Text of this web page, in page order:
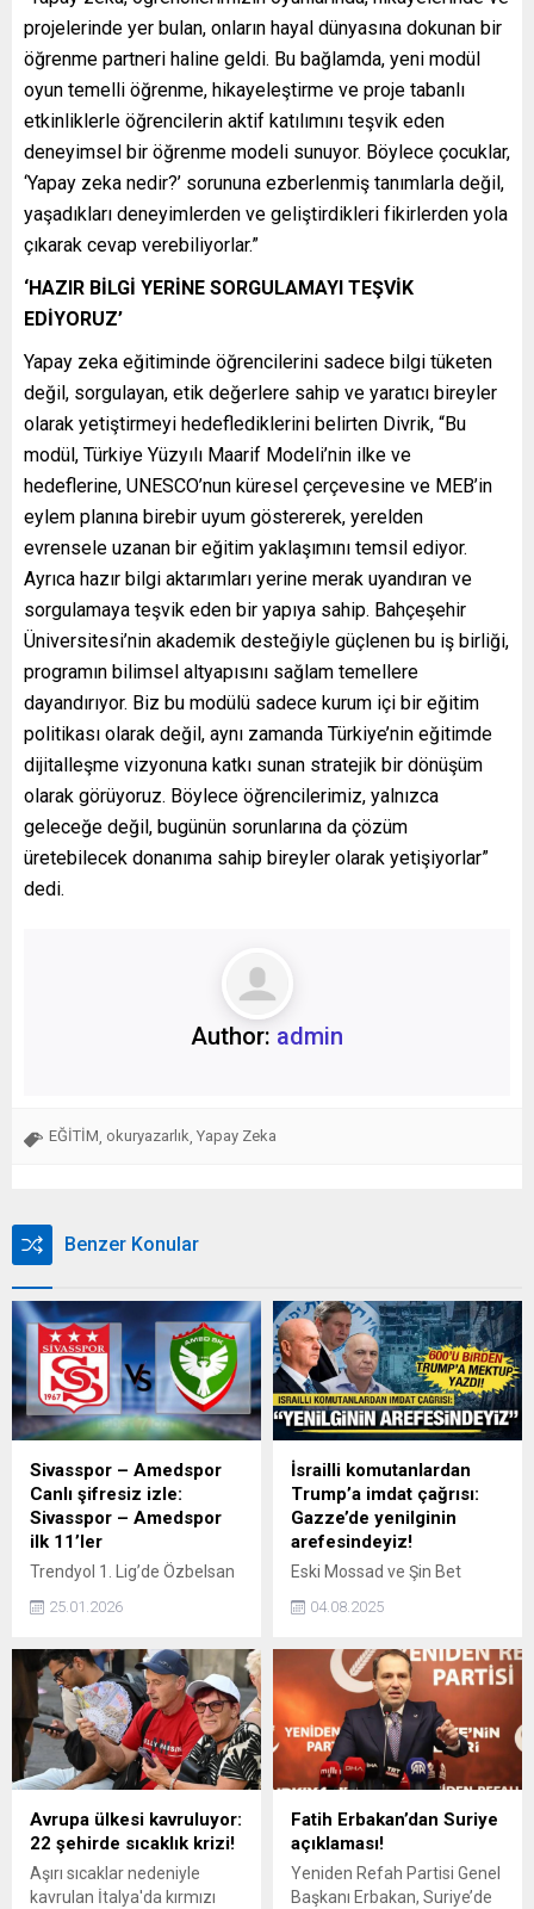
projelerinde yer bulan, onların hayal dünyasına dokunan bir
öğrenme partneri haline geldi. Bu bağlamda, yeni modül
oyun temelli öğrenme, hikayeleştirme ve proje tabanlı
etkinliklerle öğrencilerin aktif katılımını teşvik eden
deneyimsel bir öğrenme modeli sunuyor. Böylece çocuklar,
‘Yapay zeka nedir?’ sorununa ezberlenmiş tanımlarla değil,
yaşadıkları deneyimlerden ve geliştirdikleri fikirlerden yola
çıkarak cevap verebiliyorlar.”
‘HAZIR BİLGİ YERİNE SORGULAMAYI TEŞVİK
EDİYORUZ’
Yapay zeka eğitiminde öğrencilerini sadece bilgi tüketen
değil, sorgulayan, etik değerlere sahip ve yaratıcı bireyler
olarak yetiştirmeyi hedeflediklerini belirten Divrik, “Bu
modül, Türkiye Yüzyılı Maarif Modeli’nin ilke ve
hedeflerine, UNESCO’nun küresel çerçevesine ve MEB’in
eylem planına birebir uyum göstererek, yerelden
evrensele uzanan bir eğitim yaklaşımını temsil ediyor.
Ayrıca hazır bilgi aktarımları yerine merak uyandıran ve
sorgulamaya teşvik eden bir yapıya sahip. Bahçeşehir
Üniversitesi’nin akademik desteğiyle güçlenen bu iş birliği,
programın bilimsel altyapısını sağlam temellere
dayandırıyor. Biz bu modülü sadece kurum içi bir eğitim
politikası olarak değil, aynı zamanda Türkiye’nin eğitimde
dijitalleşme vizyonuna katkı sunan stratejik bir dönüşüm
olarak görüyoruz. Böylece öğrencilerimiz, yalnızca
geleceğe değil, bugünün sorunlarına da çözüm
üretebilecek donanıma sahip bireyler olarak yetişiyorlar”
dedi.
Author: admin
EĞİTİM okuryazarlık Yapay Zeka
Benzer Konular
Sivasspor – Amedspor
Canlı şifresiz izle:
Sivasspor – Amedspor
ilk 11’ler
Trendyol 1. Lig’de Özbelsan
Sivasspor ile Amed Sportif
Faaliyetler karşı karşıya
maçın günü, saati ve yayın
bilgilerini araştırıyor.
Sivasspor – Amedspor maçı
şifresiz ve canlı olarak
yayınlanacak. İşte ilk 11'ler
ve yayın bilgileri…
25.01.2026
İsrailli komutanlardan
Trump’a imdat çağrısı:
Gazze’de yenilginin
arefesindeyiz!
Eski Mossad ve Şin Bet
başkanlarının da aralarında
bulunduğu 600 kişilik İsrail
grubu, ABD Başkanı
Trump’a seslenerek Gazze
Şeridi'nde yenilginin
arefesinde olduklarını itiraf
ettiler.
04.08.2025
Avrupa ülkesi kavruluyor:
22 şehirde sıcaklık krizi!
Aşırı sıcaklar nedeniyle
kavrulan İtalya'da kırmızı
Fatih Erbakan’dan Suriye
açıklaması!
Yeniden Refah Partisi Genel
Başkanı Erbakan, Suriye’de